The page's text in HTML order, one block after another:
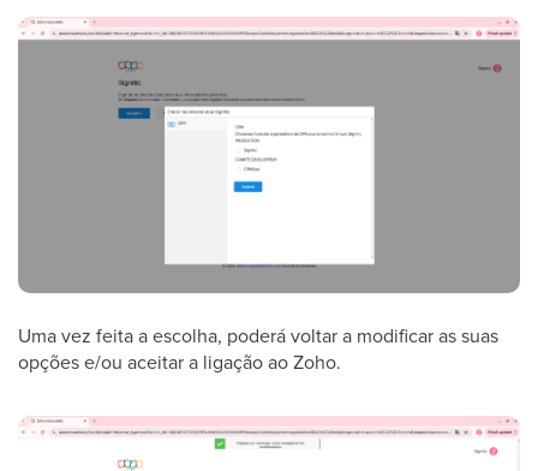
Uma vez feita a escolha, poderá voltar a modificar as suas
opções e/ou aceitar a ligação ao Zoho.